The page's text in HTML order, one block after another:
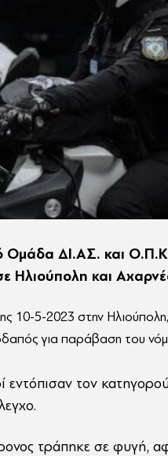
ΔΙ.ΑΣ. και
Ηλιούπολη και
10-5-2023 στην
για παράβαση του
τον
τράπηκε σε φυγή,